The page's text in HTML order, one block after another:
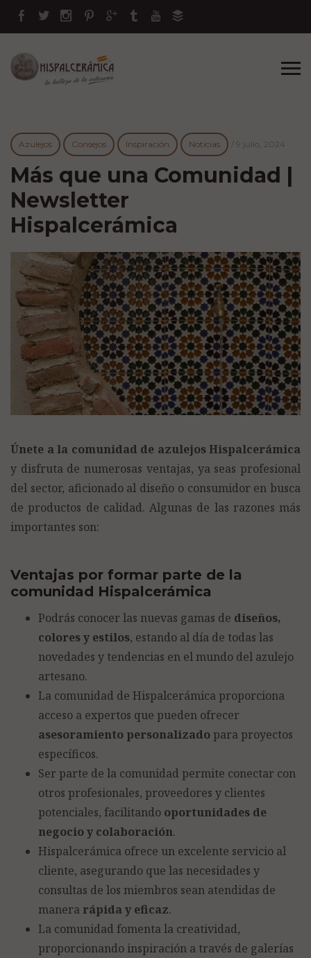
Azulejos Consejos Inspiración Noticias / 9 julio, 2024
Más que una Comunidad |
Newsletter
Hispalcerámica
Únete a la comunidad de azulejos Hispalcerámica
y disfruta de numerosas ventajas, ya seas profesional
del sector, aficionado al diseño o consumidor en busca
de productos de calidad. Algunas de las razones más
importantes son:
Ventajas por formar parte de la
comunidad Hispalcerámica
Podrás conocer las nuevas gamas de diseños,
colores y estilos, estando al día de todas las
novedades y tendencias en el mundo del azulejo
artesano.
La comunidad de Hispalcerámica proporciona
acceso a expertos que pueden ofrecer
asesoramiento personalizadopara proyectos
específicos.
Ser parte de la comunidad permite conectar con
otros profesionales, proveedores y clientes
potenciales, facilitando oportunidades de
negocio y colaboración.
Hispalcerámica ofrece un excelente servicio al
cliente, asegurando que las necesidades y
consultas de los miembros sean atendidas de
manera rápida y eficaz.
La comunidad fomenta la creatividad,
proporcionando inspiración a través de galerías